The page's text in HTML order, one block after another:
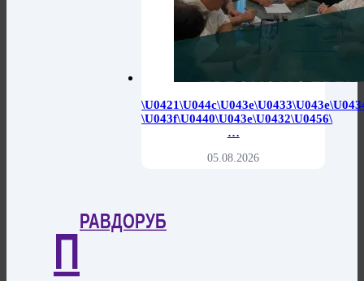
\u043f\u0440\u043e\u0432\u0456\
…
05.08.2026
П
РАВДОРУБ